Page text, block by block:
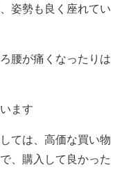
姿勢も良く座れてい
腰が痛くなったりは
ます
ては、高価な買い物
、購入して良かった